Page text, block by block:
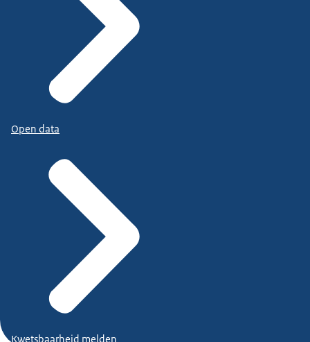
Open data
Kwetsbaarheid melden